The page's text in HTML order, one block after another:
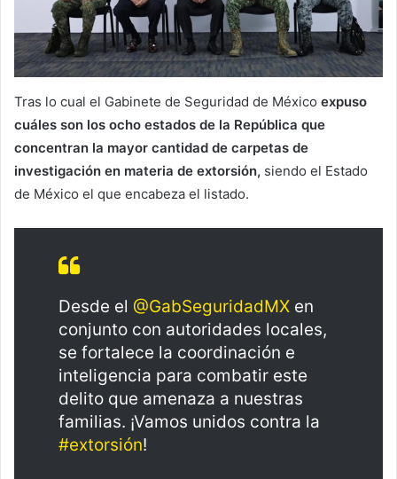
Tras lo cual el Gabinete de Seguridad de México expuso
cuáles son los ocho estados de la República que
concentran la mayor cantidad de carpetas de
investigación en materia de extorsión, siendo el Estado
de México el que encabeza el listado.
Desde el @GabSeguridadMX en
conjunto con autoridades locales,
se fortalece la coordinación e
inteligencia para combatir este
delito que amenaza a nuestras
familias. ¡Vamos unidos contra la
#extorsión!